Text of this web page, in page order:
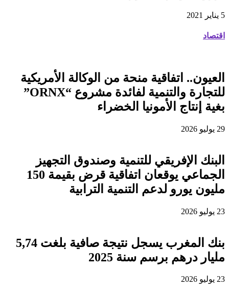
5 يناير 2021
اقتصاد
العيون.. اتفاقية منحة من الوكالة الأمريكية
للتجارة والتنمية لفائدة مشروع “ORNX”
بغية إنتاج الأمونيا الخضراء
29 يوليو 2026
البنك الإفريقي للتنمية وصندوق التجهيز
الجماعي يوقعان اتفاقية قرض بقيمة 150
مليون يورو لدعم التنمية الترابية
23 يوليو 2026
بنك المغرب يسجل نتيجة صافية بلغت 5,74
مليار درهم برسم سنة 2025
23 يوليو 2026